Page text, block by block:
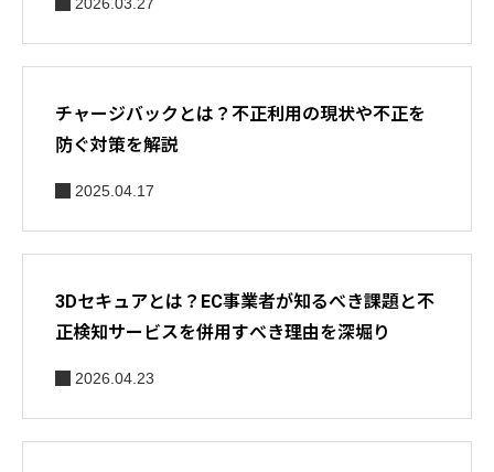
チャージバックとは？不正利用の現状や不正を
防ぐ対策を解説
2025.04.17
3Dセキュアとは？EC事業者が知るべき課題と不
正検知サービスを併用すべき理由を深堀り
2026.04.23